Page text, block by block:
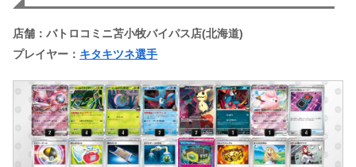
店舗：バトロコミニ苫小牧バイパス店(北海道)
プレイヤー： キタキツネ選手